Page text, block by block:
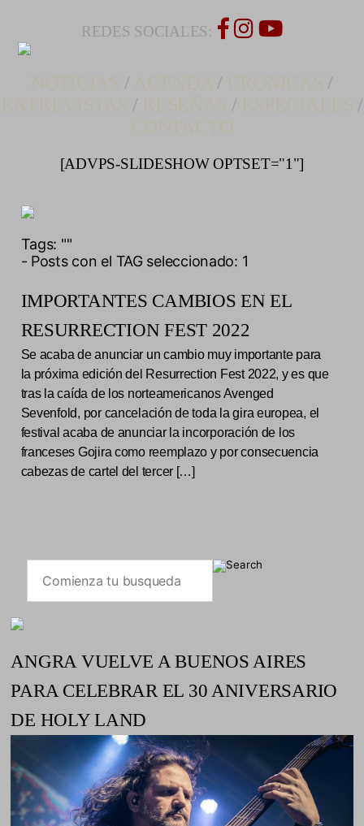
REDES SOCIALES:
/ /
/
/ /
/
[ADVPS-SLIDESHOW OPTSET="1"]
Tags: ""
- Posts con el TAG seleccionado: 1
IMPORTANTES CAMBIOS EN EL
RESURRECTION FEST 2022
Se acaba de anunciar un cambio muy importante para
la próxima edición del Resurrection Fest 2022, y es que
tras la caída de los norteamericanos Avenged
Sevenfold, por cancelación de toda la gira europea, el
festival acaba de anunciar la incorporación de los
franceses Gojira como reemplazo y por consecuencia
cabezas de cartel del tercer […]
ANGRA VUELVE A BUENOS AIRES
PARA CELEBRAR EL 30 ANIVERSARIO
DE HOLY LAND